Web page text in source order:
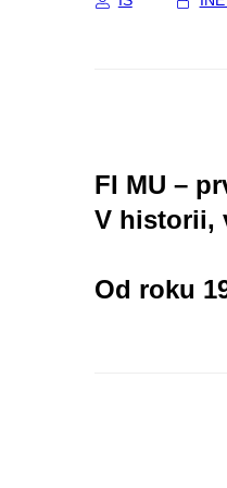
FI MU –
V historii,
Od roku